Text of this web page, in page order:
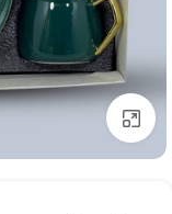
Click to enlarge